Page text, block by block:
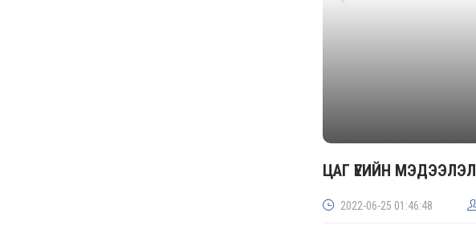
ЦАГ ҮЕИЙН МЭДЭЭЛЭЛ
2022-06-25 01:46:48